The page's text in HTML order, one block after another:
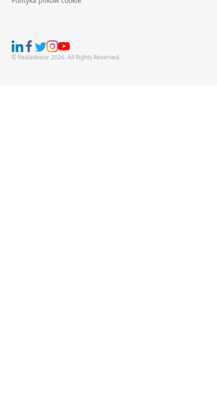
© Realadvisor 2026. All Rights Reserved.